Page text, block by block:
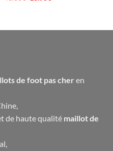
de foot pas cher en
de haute qualité maillot de